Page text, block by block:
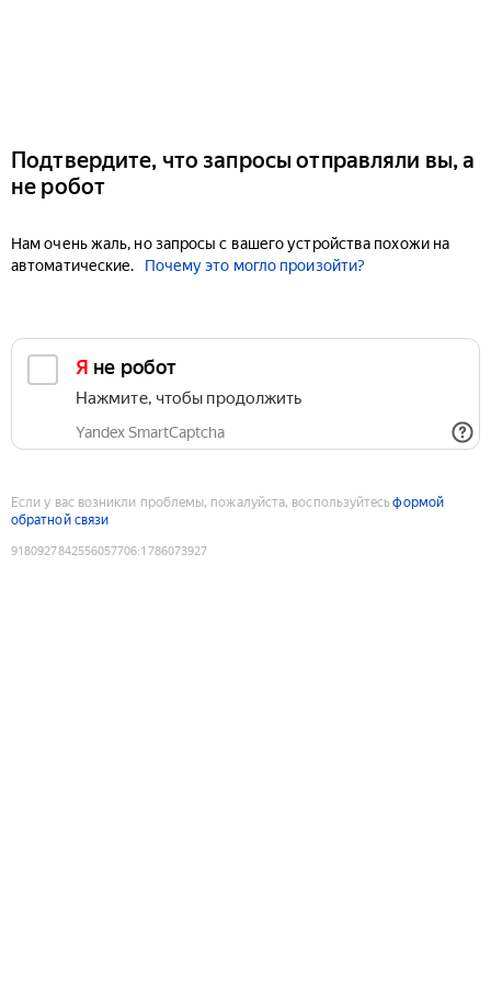
Подтвердите, что запросы отправляли вы, а
не робот
Нам очень жаль, но запросы с вашего устройства похожи на
автоматические.
Почему это могло произойти?
Я не робот
Нажмите, чтобы продолжить
Yandex SmartCaptcha
Если у вас возникли проблемы, пожалуйста, воспользуйтесьформой
обратной связи
9180927842556057706:1786073927